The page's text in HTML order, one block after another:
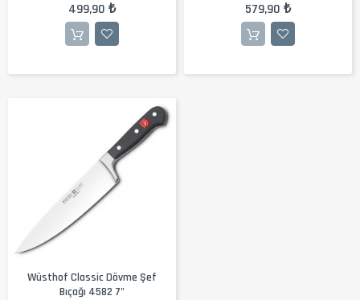
499,90 ₺ 579,90 ₺
Wüsthof Classic Dövme Şef
Bıçağı 4582 7"